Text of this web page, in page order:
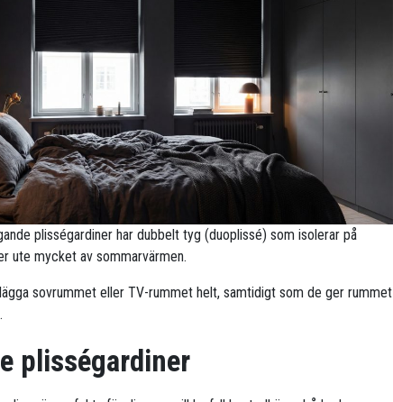
plisségardiner har dubbelt tyg (duoplissé) som isolerar på
ute mycket av sommarvärmen.
sovrummet eller TV-rummet helt, samtidigt som de ger rummet
plisségardiner